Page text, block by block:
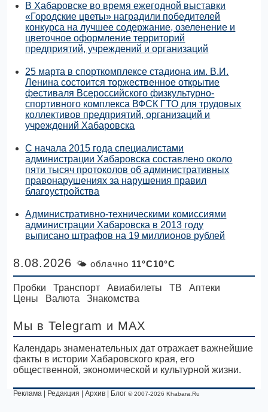
В Хабаровске во время ежегодной выставки
«Городские цветы» наградили победителей
конкурса на лучшее содержание, озеленение и
цветочное оформление территорий
предприятий, учреждений и организаций
25 марта в спорткомплексе стадиона им. В.И.
Ленина состоится торжественное открытие
фестиваля Всероссийского физкультурно-
спортивного комплекса ВФСК ГТО для трудовых
коллективов предприятий, организаций и
учреждений Хабаровска
С начала 2015 года специалистами
администрации Хабаровска составлено около
пяти тысяч протоколов об административных
правонарушениях за нарушения правил
благоустройства
Административно-техническими комиссиями
администрации Хабаровска в 2013 году
выписано штрафов на 19 миллионов рублей
8.08.2026 🌤 облачно 11°C10°C
Пробки Транспорт Авиабилеты ТВ
Аптеки
Цены
Валюта Знакомства
Мы в Telegram и MAX
Календарь знаменательных дат отражает важнейшие
факты в истории Хабаровского края, его
общественной, экономической и культурной жизни.
Реклама Редакция |Архив Блог © 2007-2026 Khabara.Ru